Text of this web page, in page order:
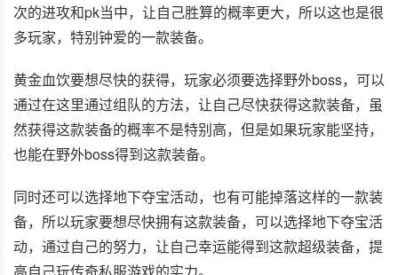
次的进攻和pk当中，让自己胜算的概率更大，所以这也是很
多玩家，特别钟爱的一款装备。
黄金血饮要想尽快的获得，玩家必须要选择野外boss，可以
通过在这里通过组队的方法，让自己尽快获得这款装备，虽
然获得这款装备的概率不是特别高，但是如果玩家能坚持，
也能在野外boss得到这款装备。
同时还可以选择地下夺宝活动，也有可能掉落这样的一款装
备，所以玩家要想尽快拥有这款装备，可以选择地下夺宝活
动，通过自己的努力，让自己幸运能得到这款超级装备，提
高自己玩传奇私服游戏的实力。